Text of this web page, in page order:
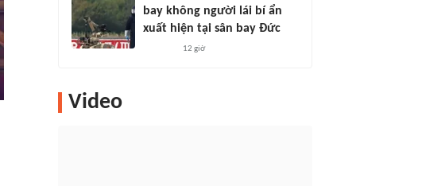
bay không người lái bí ẩn
xuất hiện tại sân bay Đức
12 giờ
Video